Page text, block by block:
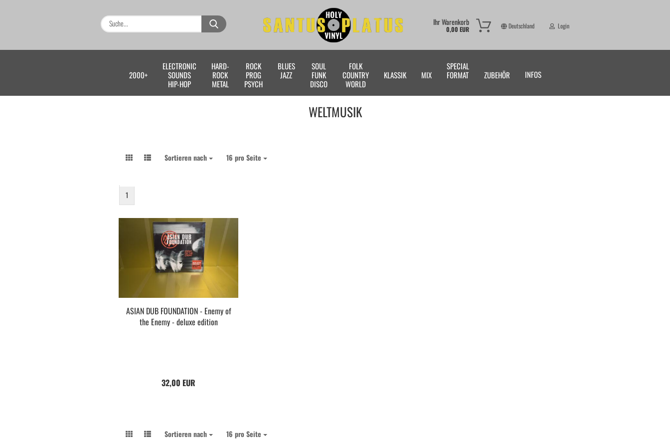
Deutschland
Lieferland
Login
E-Mail
Suche... Ihr Warenkorb
0,00 EUR
2000+
ELECTRONIC
SOUNDS
HIP-HOP
HARD-
ROCK
METAL
ROCK
PROG
PSYCH
BLUES
JAZZ
SOUL
FUNK
DISCO
FOLK
COUNTRY
WORLD
KLASSIK MIX
SPECIAL
FORMAT
ZUBEHÖR INFOS
WELTMUSIK
Sortieren nach
Sortieren nach 16 pro Seite
pro Seite
1
ASIAN DUB FOUNDATION - Enemy of
the Enemy - deluxe edition
32,00 EUR
Sortieren nach
Sortieren nach 16 pro Seite
pro Seite